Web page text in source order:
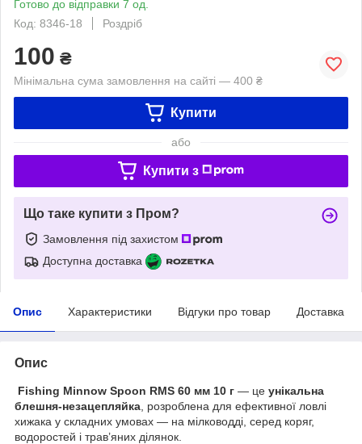
Готово до відправки 7 од.
Код: 8346-18
Роздріб
100 ₴
Мінімальна сума замовлення на сайті — 400 ₴
Купити
або
Купити з
Що таке купити з Пром?
Замовлення під захистом
Доступна доставка
Опис Характеристики Відгуки про товар Доставка
Опис
Fishing Minnow Spoon RMS 60 мм 10 г — це унікальна
блешня-незацепляйка , розроблена для ефективної ловлі
хижака у складних умовах — на мілководді, серед коряг,
водоростей і трав’яних ділянок.